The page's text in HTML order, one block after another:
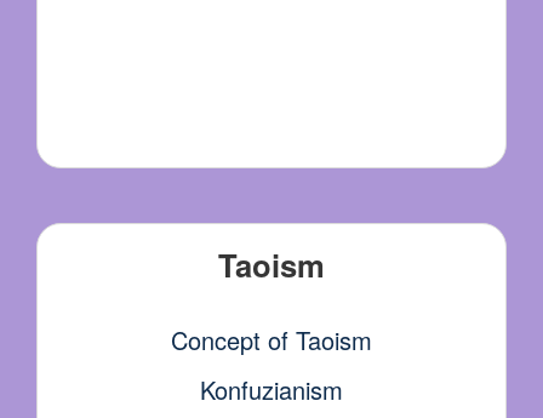
Taoism
Concept of Taoism
Konfuzianism